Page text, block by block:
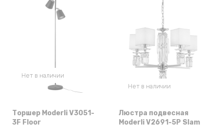
Нет в наличии
Торшер Moderli V3051-
3F Floor
Нет в наличии
Люстра подвесная
Moderli V2691-5P Slam